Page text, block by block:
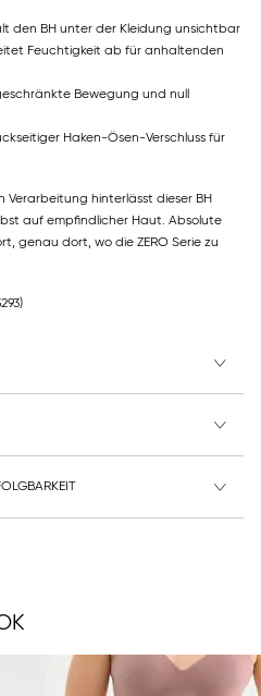
den BH unter der Kleidung unsichtbar
Feuchtigkeit ab für anhaltenden
Bewegung und null
Haken-Ösen-Verschluss für
Verarbeitung hinterlässt dieser BH
auf empfindlicher Haut. Absolute
genau dort, wo die ZERO Serie zu